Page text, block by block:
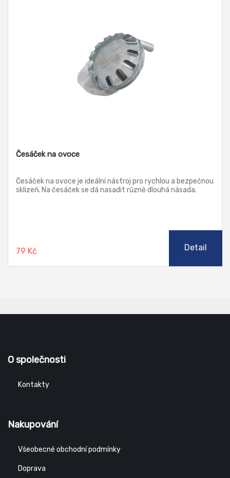
Česáček na ovoce
Česáček na ovoce je ideální nástroj pro rychlou a bezpečnou
sklizeň. Na česáček se dá nasadit různě dlouhá násada.
79 Kč Detail
O společnosti
Kontakty
Nakupování
Všeobecné obchodní podmínky
Doprava